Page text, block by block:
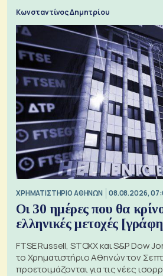
Κωνσταντίνος Δημητρίου
XΡΗΜΑΤΙΣΤΗΡΙΟ ΑΘΗΝΩΝ 08.08.2026,
Οι 30 ημέρες που θα
ελληνικές μετοχές
FTSE Russell, STOXX και S&P Dow
το Χρηματιστήριο Αθηνών τον
προετοιμάζονται για τις νέες